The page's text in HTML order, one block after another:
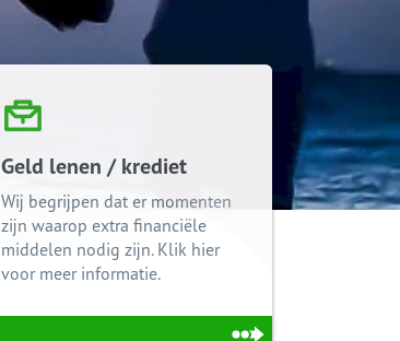
Geld lenen / krediet
Wij begrijpen dat er momenten
zijn waarop extra financiële
middelen nodig zijn. Klik hier
voor meer informatie.